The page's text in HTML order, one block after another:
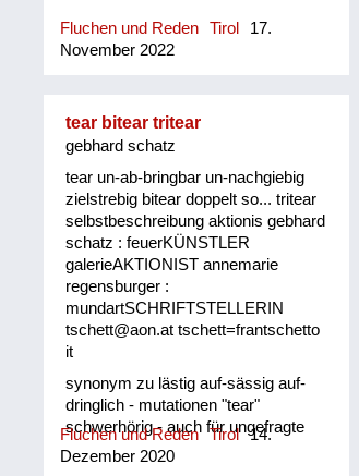
Fluchen und Reden Tirol
17.
November 2022
tear bitear tritear
gebhard schatz
tear un-ab-bringbar un-nachgiebig
zielstrebig bitear doppelt so... tritear
selbstbeschreibung aktionis gebhard
schatz : feuerKÜNSTLER
galerieAKTIONIST annemarie
regensburger :
mundartSCHRIFTSTELLERIN
tschett@aon.at tschett=frantschetto
it
synonym zu lästig auf-sässig auf-
dringlich - mutationen "tear"
schwerhörig - auch für ungefragte
zurufe un-ab-brigbar un-nachgiebig
Fluchen und Reden Tirol 14.
Dezember 2020